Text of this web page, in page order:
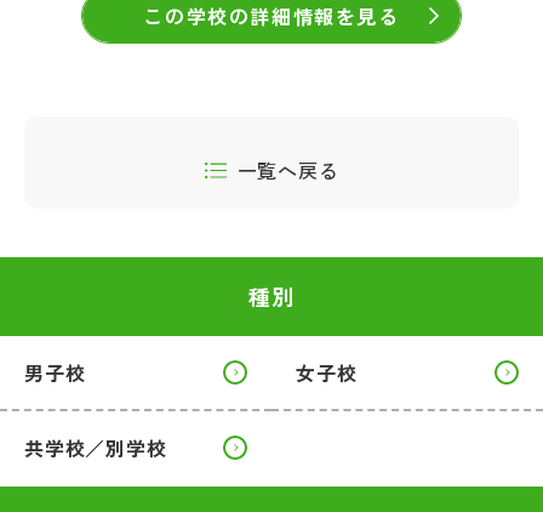
この学校の詳細情報を見る
一覧へ戻る
種別
男子校 女子校
共学校／別学校